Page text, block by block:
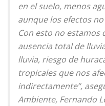
en el suelo, menos
aunque los efectos
Con esto no estamos
ausencia total de
lluvia, riesgo de
tropicales que nos
indirectamente”,
Ambiente, Fernando